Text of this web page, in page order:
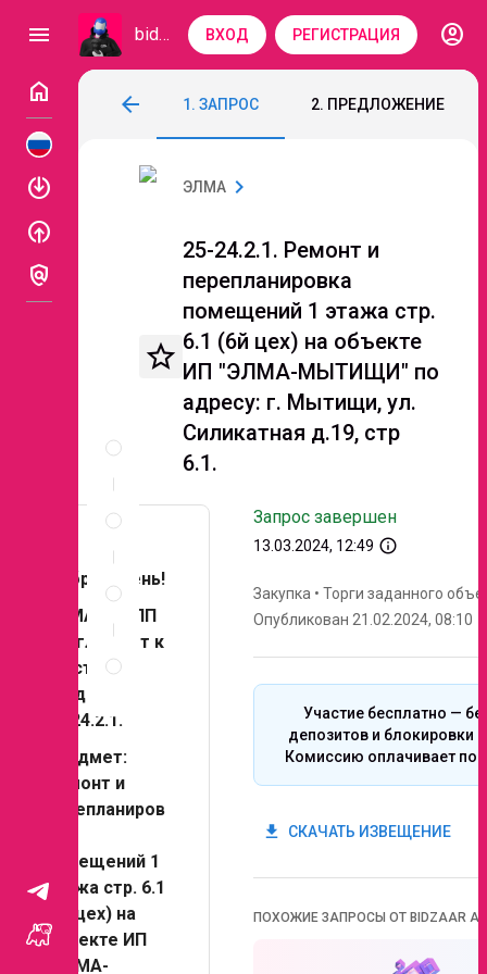
menu bidzaar ВХОД РЕГИСТРАЦИЯ
account_circle
home
enable
enable
policy
arrow_back
25-24.2.1. Ремонт и перепланировка
1. ЗАПРОС 2. ПРЕДЛОЖЕНИЕ
Описание
документы
Неценовые
запроса
Правила
ЭЛМА chevron_right
star_border
25-24.2.1. Ремонт и
перепланировка
помещений 1 этажа стр.
6.1 (6й цех) на объекте
ИП "ЭЛМА-МЫТИЩИ" по
адресу: г. Мытищи, ул.
Силикатная д.19, стр
6.1.
Добрый день!
ЭЛМА ГРУПП
Приглашает к
участию в
тендере №
25-24.2.1.
Предмет:
Ремонт и
перепланиров
помещений 1
этажа стр. 6.1
(6й цех) на
объекте ИП
"ЭЛМА-
Запрос завершен
13.03.2024, 12:49 info_outline
Закупка • Торги заданного
Опубликован 21.02.2024, 08:10
Участие бесплатно —
депозитов и блокировки
Комиссию оплачивает
get_app СКАЧАТЬ ИЗВЕЩЕНИЕ
ПОХОЖИЕ ЗАПРОСЫ ОТ BIDZAAR AI